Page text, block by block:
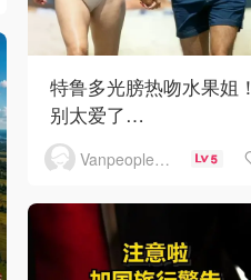
特鲁多光膀热吻水果姐！
别太爱了…
Vanpeople人在温哥华 5